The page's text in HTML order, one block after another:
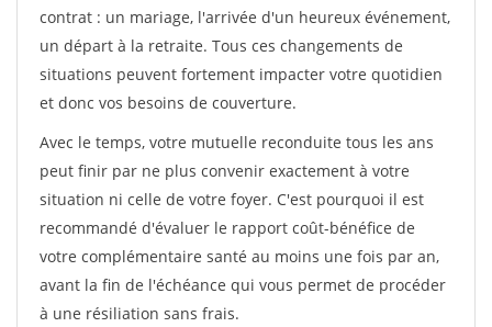
contrat : un mariage, l'arrivée d'un heureux événement,
un départ à la retraite. Tous ces changements de
situations peuvent fortement impacter votre quotidien
et donc vos besoins de couverture.
Avec le temps, votre mutuelle reconduite tous les ans
peut finir par ne plus convenir exactement à votre
situation ni celle de votre foyer. C'est pourquoi il est
recommandé d'évaluer le rapport coût-bénéfice de
votre complémentaire santé au moins une fois par an,
avant la fin de l'échéance qui vous permet de procéder
à une résiliation sans frais.